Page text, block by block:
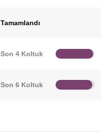
Tamamlandı
Son 4 Koltuk
Son 6 Koltuk